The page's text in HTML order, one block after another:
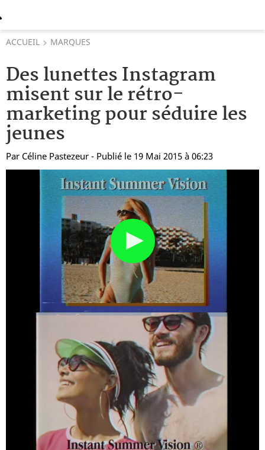
ACCUEIL MARQUES
Des lunettes Instagram
misent sur le rétro-
marketing pour séduire les
jeunes
Par Céline Pastezeur - Publié le 19 Mai 2015 à 06:23